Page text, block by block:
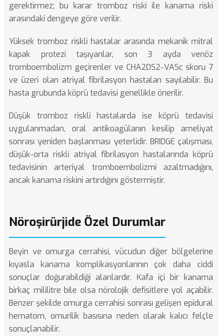
gerektirmez; bu karar tromboz riski ile kanama riski
arasındaki dengeye göre verilir.
Yüksek tromboz riskli hastalar arasında mekanik mitral
kapak protezi taşıyanlar, son 3 ayda venöz
tromboembolizm geçirenler ve CHA2DS2-VASc skoru 7
ve üzeri olan atriyal fibrilasyon hastaları sayılabilir. Bu
hasta grubunda köprü tedavisi genellikle önerilir.
Düşük tromboz riskli hastalarda ise köprü tedavisi
uygulanmadan, oral antikoagülanın kesilip ameliyat
sonrası yeniden başlanması yeterlidir. BRIDGE çalışması,
düşük-orta riskli atriyal fibrilasyon hastalarında köprü
tedavisinin arteriyal tromboembolizmi azaltmadığını,
ancak kanama riskini artırdığını göstermiştir.
Nöroşirürjide Özel Durumlar
Beyin ve omurga cerrahisi, vücudun diğer bölgelerine
kıyasla kanama komplikasyonlarının çok daha ciddi
sonuçlar doğurabildiği alanlardır. Kafa içi bir kanama
birkaç mililitre bile olsa nörolojik defisitlere yol açabilir.
Benzer şekildeomurga cerrahisi sonrası gelişen epidural
hematom, omurilik basısına neden olarak kalıcı felçle
sonuçlanabilir.